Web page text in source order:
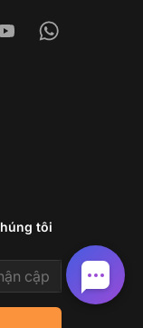
YoutubeWhatsapp
tôi